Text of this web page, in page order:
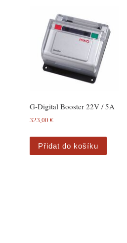
G-Digital Booster 22V / 5A
323,00 €
Přidat do košíku